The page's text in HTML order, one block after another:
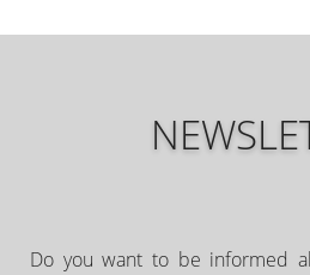
Do you want to be informed